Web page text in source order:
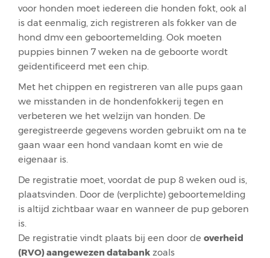
voor honden moet iedereen die honden fokt, ook al
is dat eenmalig, zich registreren als fokker van de
hond dmv een geboortemelding. Ook moeten
puppies binnen 7 weken na de geboorte wordt
geïdentificeerd met een chip.
Met het chippen en registreren van alle pups gaan
we misstanden in de hondenfokkerij tegen en
verbeteren we het welzijn van honden. De
geregistreerde gegevens worden gebruikt om na te
gaan waar een hond vandaan komt en wie de
eigenaar is.
De registratie moet, voordat de pup 8 weken oud is,
plaatsvinden. Door de (verplichte) geboortemelding
is altijd zichtbaar waar en wanneer de pup geboren
is.
De registratie vindt plaats bij een door de overheid
(RVO) aangewezen databank zoals